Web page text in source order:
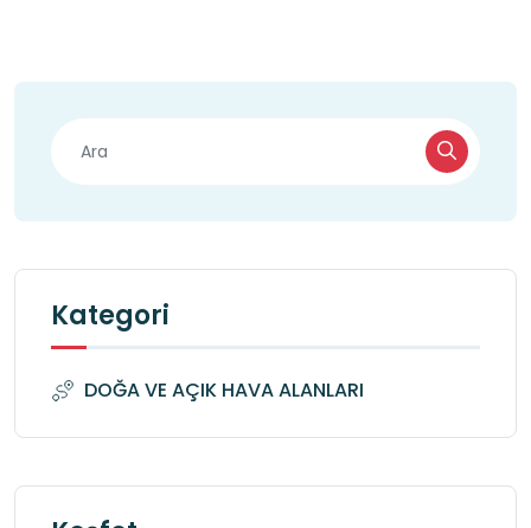
Kategori
DOĞA VE AÇIK HAVA ALANLARI